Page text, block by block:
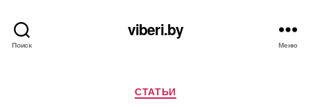
Поиск
viberi.by
Меню
Рубрики
СТАТЬИ